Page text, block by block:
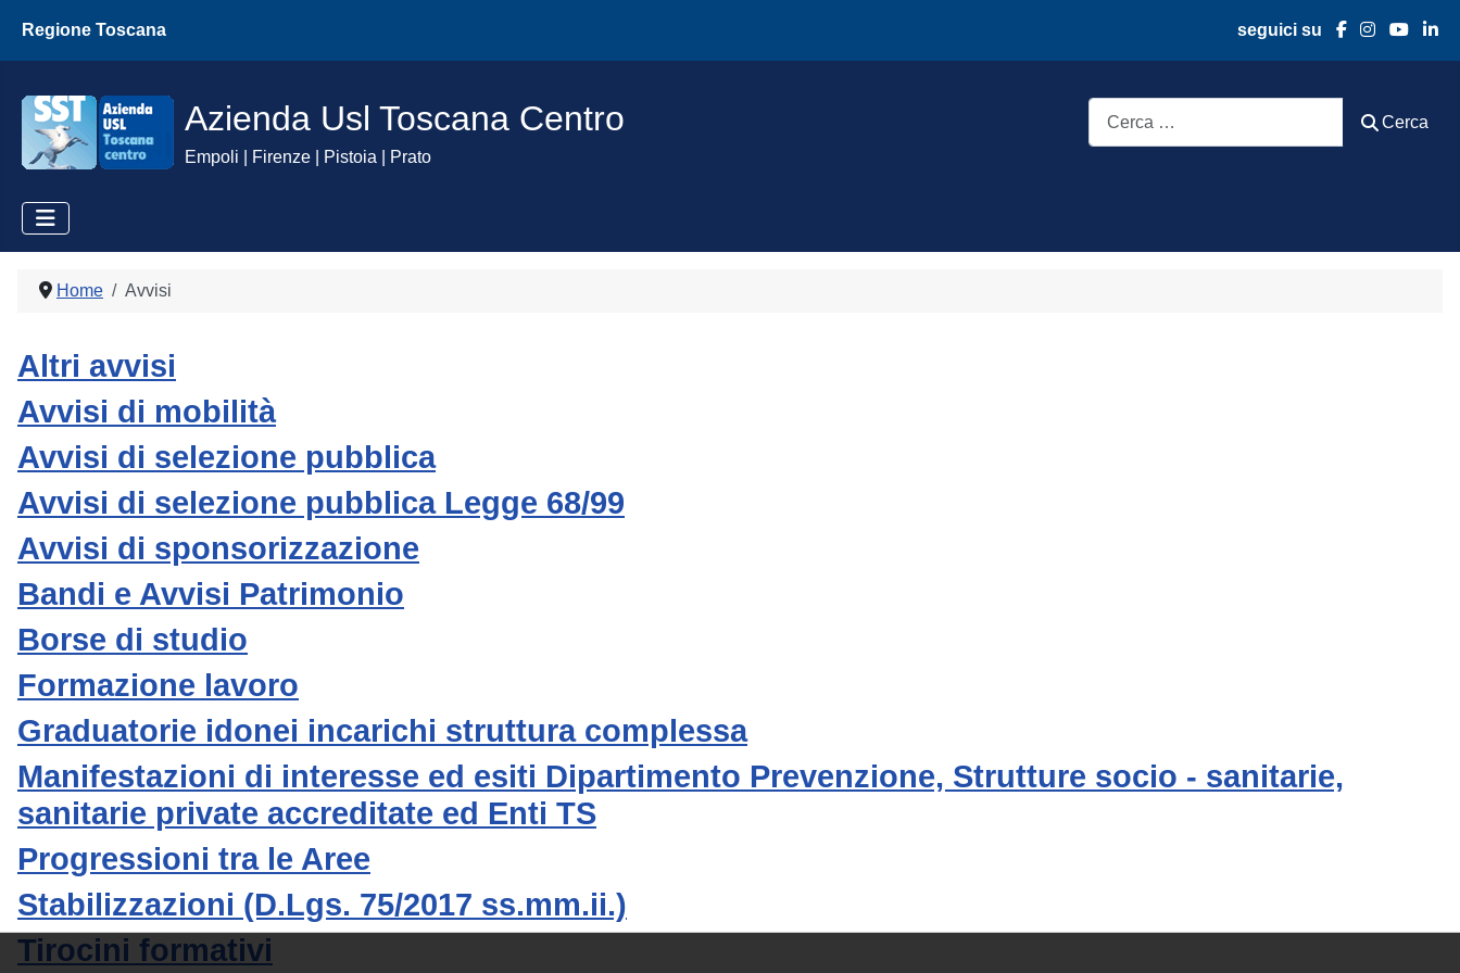
Regione Toscana seguici su
Azienda Usl Toscana Centro
Empoli | Firenze | Pistoia | Prato
Cerca
Home Avvisi
Altri avvisi
Avvisi di mobilità
Avvisi di selezione pubblica
Avvisi di selezione pubblica Legge 68/99
Avvisi di sponsorizzazione
Bandi e Avvisi Patrimonio
Borse di studio
Formazione lavoro
Graduatorie idonei incarichi struttura complessa
Manifestazioni di interesse ed esiti Dipartimento Prevenzione, Strutture socio - sanitarie,
sanitarie private accreditate ed Enti TS
Progressioni tra le Aree
Stabilizzazioni (D.Lgs. 75/2017 ss.mm.ii.)
Tirocini formativi